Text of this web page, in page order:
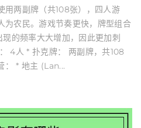
用两副牌（共108张），四人游
为农民。游戏节奏更快，牌型组合
现的频率大大增加，因此更加刺
4人 * 扑克牌： 两副牌，共108
： * 地主 (Lan...